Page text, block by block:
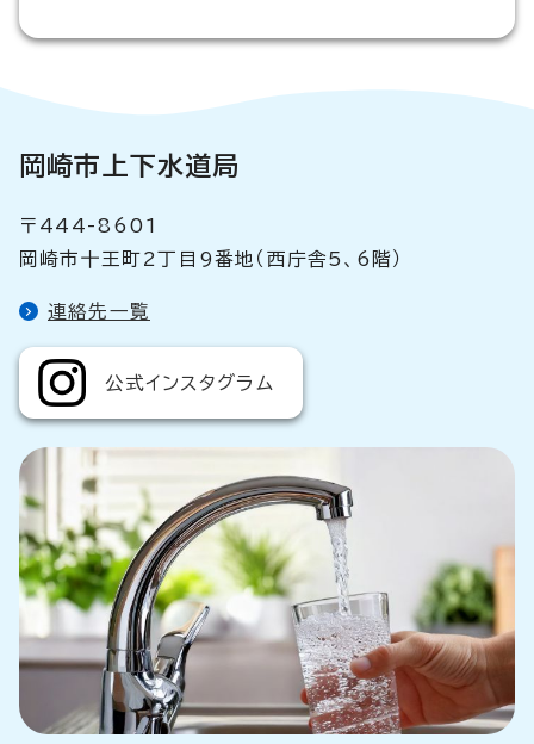
岡崎市上下水道局
〒444-8601
岡崎市十王町2丁目9番地（西庁舎5、6階）
連絡先一覧
公式インスタグラム